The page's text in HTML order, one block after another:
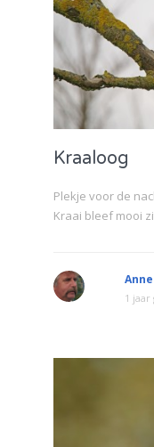
Kraaloog
Plekje voor de
Kraai bleef mooi
1 jaar